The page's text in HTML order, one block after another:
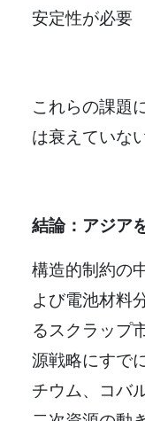
安定性が必要
これらの課題
は衰えていない
結論：アジア
構造的制約の
よび電池材料
るスクラップ
源戦略にすで
チウム、コバ